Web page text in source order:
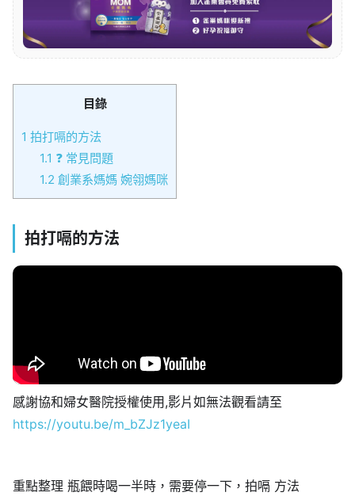
目錄
1 拍打嗝的方法
1.1 ❓ 常見問題
1.2 創業系媽媽 婉翎媽咪
拍打嗝的方法
感謝協和婦女醫院授權使用,影片如無法觀看請至
https://youtu.be/m_bZJz1yeaI
重點整理 瓶餵時喝一半時，需要停一下，拍嗝 方法